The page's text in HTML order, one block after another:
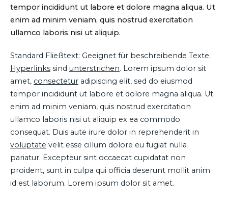
tempor incididunt ut labore et dolore magna aliqua. Ut
enim ad minim veniam, quis nostrud exercitation
ullamco laboris nisi ut aliquip.
Standard Fließtext: Geeignet für beschreibende Texte.
Hyperlinks sind unterstrichen. Lorem ipsum dolor sit
amet, consectetur adipiscing elit, sed do eiusmod
tempor incididunt ut labore et dolore magna aliqua. Ut
enim ad minim veniam, quis nostrud exercitation
ullamco laboris nisi ut aliquip ex ea commodo
consequat. Duis aute irure dolor in reprehenderit in
voluptate velit esse cillum dolore eu fugiat nulla
pariatur. Excepteur sint occaecat cupidatat non
proident, sunt in culpa qui officia deserunt mollit anim
id est laborum. Lorem ipsum dolor sit amet.